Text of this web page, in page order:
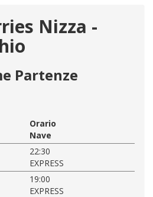
Nizza -
Partenze
Orario
Nave
22:30
EXPRESS
19:00
EXPRESS